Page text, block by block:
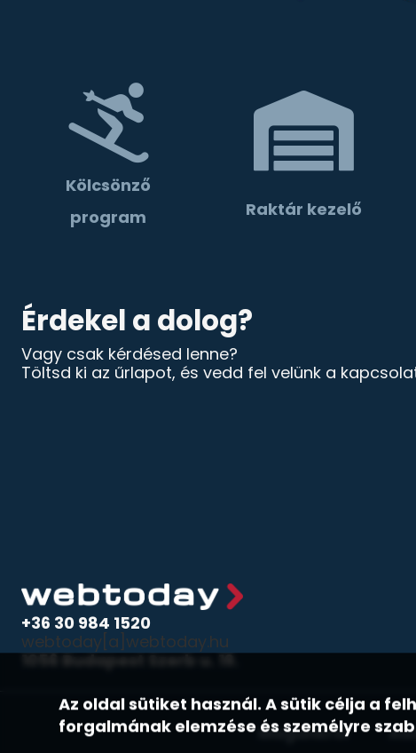
Kölcsönző
program
Raktár kezelő
Érdekel a dolog?
Vagy csak kérdésed lenne?
Töltsd ki az űrlapot, és vedd fel velünk a
+36 30 984 1520
webtoday[a]webtoday.hu
1056 Budapest Szerb u. 19.
Magunkról
Az oldal sütiket használ. A sütik célja a
forgalmának elemzése és személyre